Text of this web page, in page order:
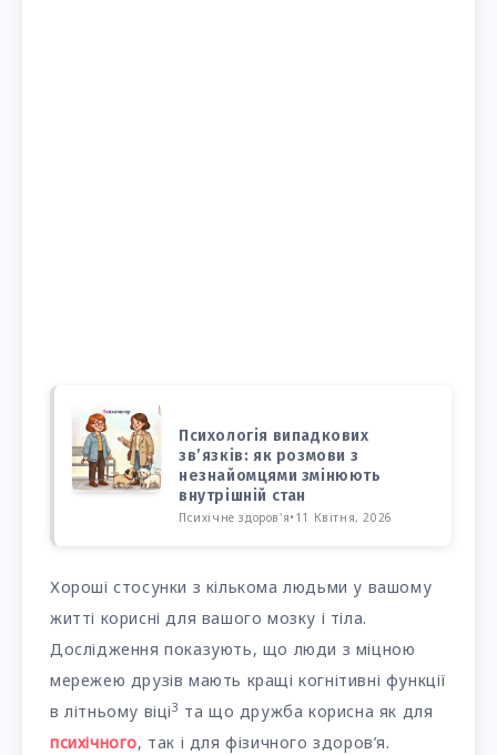
Психологія випадкових
зв’язків: як розмови з
незнайомцями змінюють
внутрішній стан
Психічне здоров'я• 11 Квітня, 2026
Хороші стосунки з кількома людьми у вашому
житті корисні для вашого мозку і тіла.
Дослідження показують, що люди з міцною
мережею друзів мають кращі когнітивні функції
в літньому віці3 та що дружба корисна як для
психічного, так і для фізичного здоров’я.